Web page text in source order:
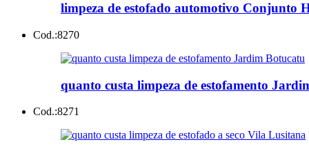
limpeza de estofado automotivo Conjunto
Cod.:8270
quanto custa limpeza de estofamento
Cod.:8271